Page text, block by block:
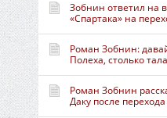
Зобнин ответил на
«Спартака» на
Роман Зобнин:
Полеха, столько
Роман Зобнин
Даку после